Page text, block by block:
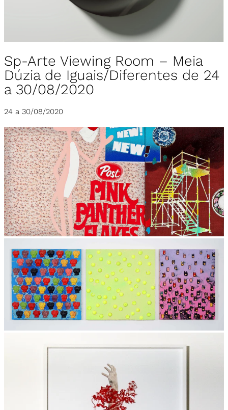
Sp-Arte Viewing Room – Meia
Dúzia de Iguais/Diferentes de 24
a 30/08/2020
24 a 30/08/2020